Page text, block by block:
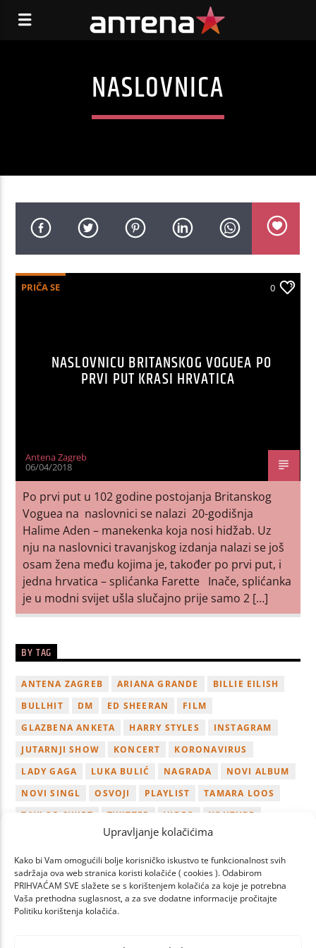
Upravljanje kolačićima
Kako bi Vam omogućili bolje korisničko iskustvo te funkcionalnost svih
sadržaja ova web stranica koristi kolačiće ( cookies ). Odabirom
PRIHVAĆAM SVE slažete se s korištenjem kolačića za koje je potrebna
Vaša prethodna suglasnost, a za sve dodatne informacije pročitajte
Politiku korištenja kolačića.
NASLOVNICA
PRIČA SE 0
NASLOVNICU BRITANSKOG VOGUEA PO
PRVI PUT KRASI HRVATICA
Antena Zagreb
06/04/2018
Po prvi put u 102 godine postojanja Britanskog
Voguea na naslovnici se nalazi 20-godišnja
Halime Aden – manekenka koja nosi hidžab. Uz
nju na naslovnici travanjskog izdanja nalazi se još
osam žena među kojima je, također po prvi put, i
jedna hrvatica – splićanka Farette Inače, splićanka
je u modni svijet ušla slučajno prije samo 2 […]
BY TAG
ANTENA ZAGREB ARIANA GRANDE
BILLIE EILISH
BULLHIT
DM ED SHEERAN
FILM
GLAZBENA ANKETA
HARRY STYLES
INSTAGRAM
JUTARNJI SHOW
KONCERT
KORONAVIRUS
LADY GAGA
LUKA BULIĆ NAGRADA
NOVI ALBUM
NOVI SINGL
OSVOJI PLAYLIST
TAMARA LOOS
TAYLOR SWIFT
TWITTER VIDEO
YOUTUBE